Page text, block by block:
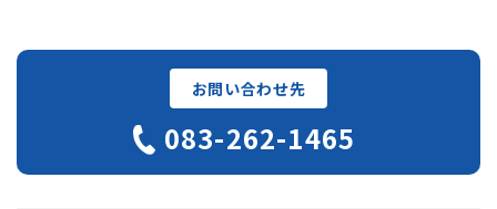
お問い合わせ先
083-262-1465